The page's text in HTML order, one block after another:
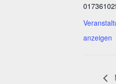
anzeigen